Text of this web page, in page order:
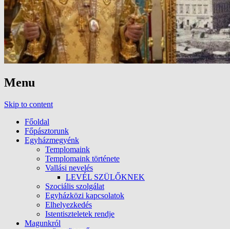
Menu
Skip to content
Főoldal
Főpásztorunk
Egyházmegyénk
Templomaink
Templomaink története
Vallási nevelés
LEVÉL SZÜLŐKNEK
Szociális szolgálat
Egyházközi kapcsolatok
Elhelyezkedés
Istentiszteletek rendje
Magunkról